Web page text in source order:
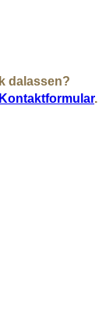
dalassen?
Kontaktformular.